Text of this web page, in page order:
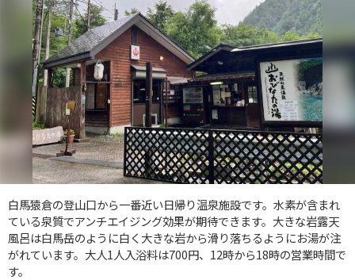
白馬猿倉の登山口から一番近い日帰り温泉施設です。水素が含まれ
ている泉質でアンチエイジング効果が期待できます。大きな岩露天
風呂は白馬岳のように白く大きな岩から滑り落ちるようにお湯が注
がれています。大人1人入浴料は700円、12時から18時の営業時間で
す。